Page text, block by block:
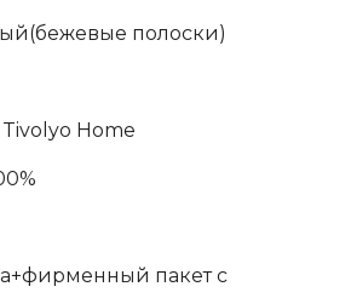
полоски)
Tivolyo Home
пакет с